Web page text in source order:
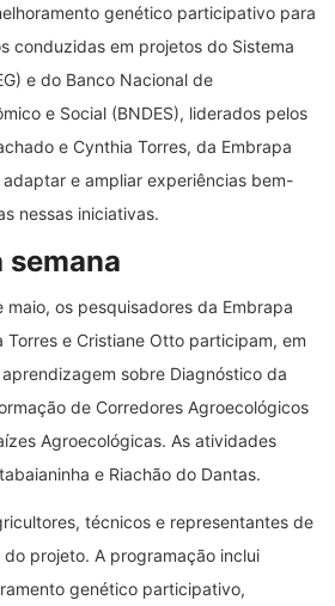
genético participativo para
conduzidas em projetos do Sistema
e do Banco Nacional de
e Social (BNDES), liderados pelos
e Cynthia Torres, da Embrapa
e ampliar experiências bem-
nessas iniciativas.
semana
maio, os pesquisadores da Embrapa
Torres e Cristiane Otto participam, em
sobre Diagnóstico da
de Corredores Agroecológicos
Agroecológicas. As atividades
e Riachão do Dantas.
técnicos e representantes de
projeto. A programação inclui
genético participativo,